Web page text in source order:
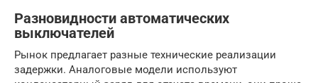
Разновидности автоматических
выключателей
Рынок предлагает разные технические реализации
задержки. Аналоговые модели используют